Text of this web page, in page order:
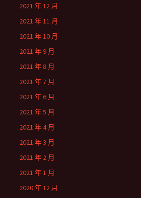
2021 年 12 月
2021 年 11 月
2021 年 10 月
2021 年 9 月
2021 年 8 月
2021 年 7 月
2021 年 6 月
2021 年 5 月
2021 年 4 月
2021 年 3 月
2021 年 2 月
2021 年 1 月
2020 年 12 月